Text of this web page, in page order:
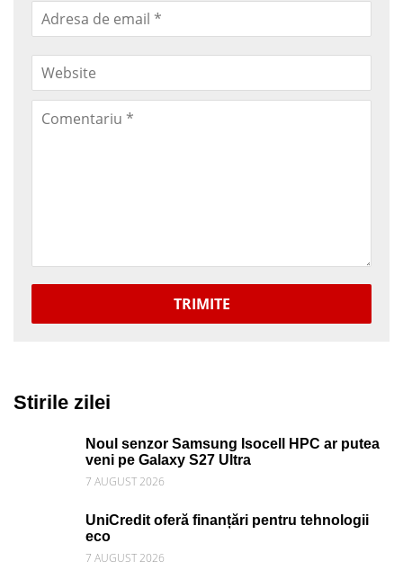
TRIMITE
Stirile zilei
Noul senzor Samsung Isocell HPC ar putea
veni pe Galaxy S27 Ultra
7 AUGUST 2026
UniCredit oferă finanțări pentru tehnologii
eco
7 AUGUST 2026